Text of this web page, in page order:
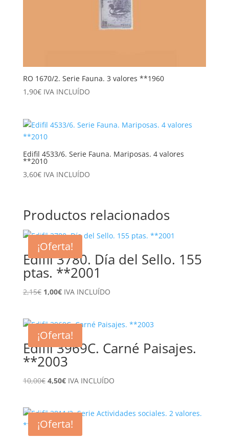
RO 1670/2. Serie Fauna. 3 valores **1960
1,90€ IVA INCLUÍDO
Edifil 4533/6. Serie Fauna. Mariposas. 4 valores
**2010
3,60€ IVA INCLUÍDO
Productos relacionados
¡Oferta!
Edifil 3780. Día del Sello. 155
ptas. **2001
2,15€ El
era:
2,15€.
1,00€El
es:
1,00€.
IVA INCLUÍDO
¡Oferta!
Edifil 3969C. Carné Paisajes.
**2003
10,00€ El
era:
10,00€.
4,50€El
es:
4,50€.
IVA INCLUÍDO
¡Oferta!